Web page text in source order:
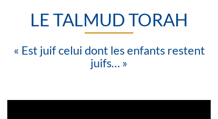
LE TALMUD TORAH
« Est juif celui dont les enfants restent
juifs… »